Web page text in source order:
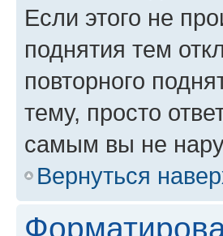
Если этого не
поднятия тем
повторного
тему, просто
самым вы не
Вернуться